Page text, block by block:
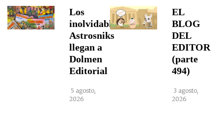
Los
inolvidables
Astrosniks
llegan a
Dolmen
Editorial
5 agosto,
2026
EL
BLOG
DEL
EDITOR
(parte
494)
3 agosto,
2026